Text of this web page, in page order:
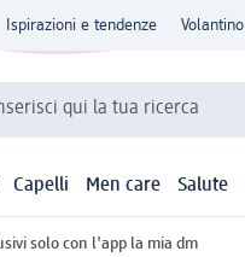
Ispirazioni e tendenze Volantino
qui la tua ricerca
Capelli Men care Salute
solo con l'app la mia dm